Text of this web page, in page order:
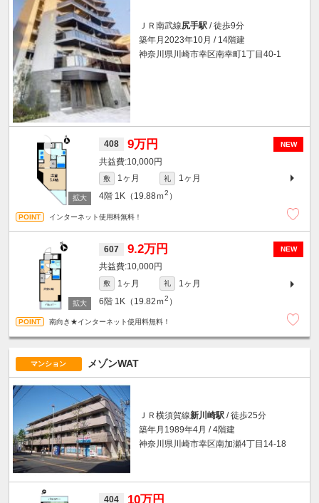
ＪＲ南武線尻手駅 / 徒歩9分
築年月2023年10月 / 14階建
神奈川県川崎市幸区南幸町1丁目40-1
NEW
408 9万円
10,000円
敷 1ヶ月 礼
1ヶ月
4階 1K（19.88ｍ2 ）
インターネット使用料無料！
NEW
607 9.2万円
10,000円
敷 1ヶ月 礼
1ヶ月
6階 1K（19.82ｍ2 ）
南向き★インターネット使用料無料！
マンション メゾンWAT
ＪＲ横須賀線新川崎駅 / 徒歩25分
築年月1989年4月 / 4階建
神奈川県川崎市幸区南加瀬4丁目14-18
404 10万円